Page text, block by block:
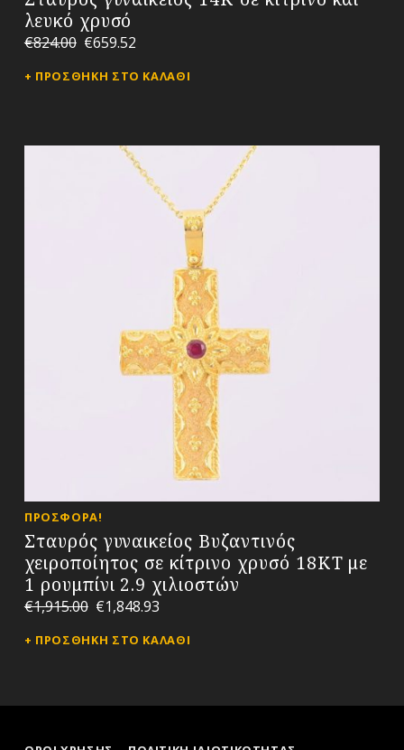
λευκό χρυσό
€824.00 €659.52
ΠΡΟΣΘΉΚΗ ΣΤΟ ΚΑΛΆΘΙ
Σταυρός γυναικείος Βυζαντινός
χειροποίητος σε κίτρινο χρυσό 18ΚΤ με
1 ρουμπίνι 2.9 χιλιοστών
ΠΡΟΣΦΟΡΆ!
€1,915.00 €1,848.93
ΠΡΟΣΘΉΚΗ ΣΤΟ ΚΑΛΆΘΙ